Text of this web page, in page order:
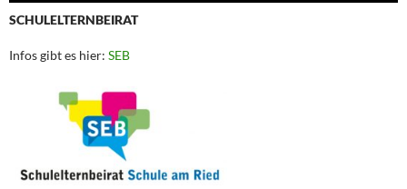
SCHULELTERNBEIRAT
Infos gibt es hier: SEB